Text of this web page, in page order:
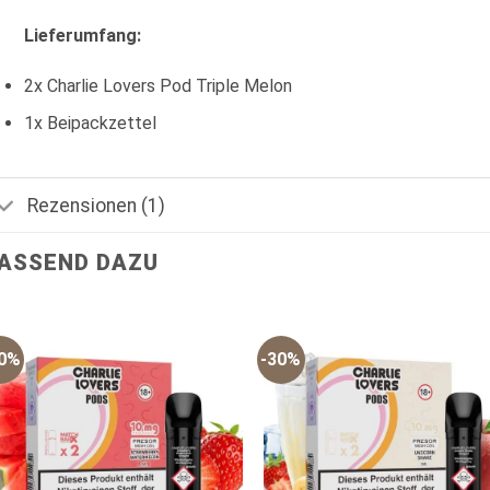
Lieferumfang:
2x Charlie Lovers Pod Triple Melon
1x Beipackzettel
Rezensionen (1)
DAZU
-30%